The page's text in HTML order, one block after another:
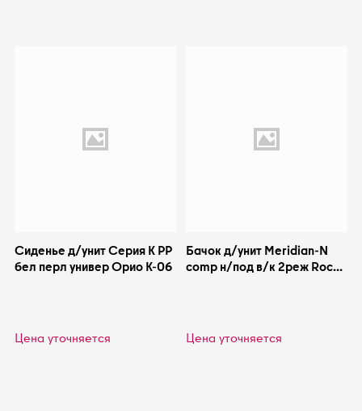
Сиденье д/унит Серия К PP
бел перл универ Орио К-06
Цена уточняется
Бачок д/унит Meridian-N
comp н/под в/к 2реж Roca
Цена уточняется